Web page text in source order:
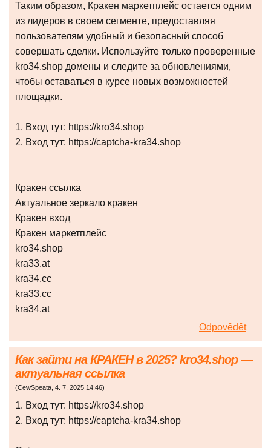
Таким образом, Кракен маркетплейс остается одним
из лидеров в своем сегменте, предоставляя
пользователям удобный и безопасный способ
совершать сделки. Используйте только проверенные
kro34.shop домены и следите за обновлениями,
чтобы оставаться в курсе новых возможностей
площадки.
1. Вход тут: https://kro34.shop
2. Вход тут: https://captcha-kra34.shop
Кракен ссылка
Актуальное зеркало кракен
Кракен вход
Кракен маркетплейс
kro34.shop
kra33.at
kra34.cc
kra33.cc
kra34.at
Odpovědět
Как зайти на КРАКЕН в 2025? kro34.shop —
актуальная ссылка
(CewSpeata, 4. 7. 2025 14:46)
1. Вход тут: https://kro34.shop
2. Вход тут: https://captcha-kra34.shop